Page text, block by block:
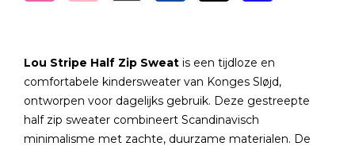
Lou Stripe Half Zip Sweat is een tijdloze en
comfortabele kindersweater van Konges Sløjd,
ontworpen voor dagelijks gebruik. Deze gestreepte
half zip sweater combineert Scandinavisch
minimalisme met zachte, duurzame materialen. De